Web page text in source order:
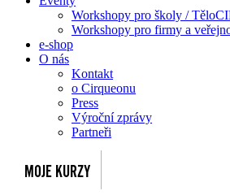
Workshopy pro školy /
Workshopy pro firmy a
e-shop
O nás
Kontakt
o Cirqueonu
Press
Výroční zprávy
Partneři